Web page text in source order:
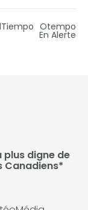
Otempo
En Alerte
digne de
Canadiens*